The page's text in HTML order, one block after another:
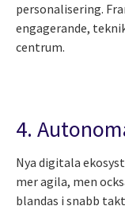
personalisering.
engagerande,
centrum.
4.
Nya digitala
mer agila, men
blandas i snabb